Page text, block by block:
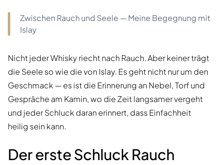
Zwischen Rauch und Seele — Meine Begegnung mit
Islay
Nicht jeder Whisky riecht nach Rauch. Aber keiner trägt
die Seele so wie die von Islay. Es geht nicht nur um den
Geschmack — es ist die Erinnerung an Nebel, Torf und
Gespräche am Kamin, wo die Zeit langsamer vergeht
und jeder Schluck daran erinnert, dass Einfachheit
heilig sein kann.
Der erste Schluck Rauch